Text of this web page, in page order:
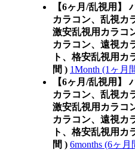
【6ヶ月/乱視用】
カラコン、乱視カ
激安乱視用カラコ
カラコン、遠視カ
ト、格安乱視用カ
間 ) 1Month (1ヶ月
【6ヶ月/乱視用】
カラコン、乱視カ
激安乱視用カラコ
カラコン、遠視カ
ト、格安乱視用カ
間 ) 6months (6ヶ月